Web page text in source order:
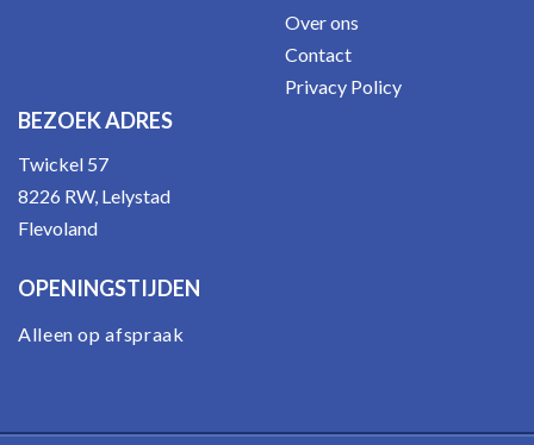
Over ons
Contact
Privacy Policy
BEZOEK ADRES
Twickel 57
8226 RW, Lelystad
Flevoland
OPENINGSTIJDEN
Alleen op afspraak